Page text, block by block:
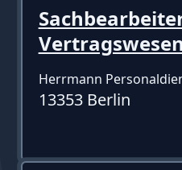
Vertragswesen
Herrmann
13353 Berlin